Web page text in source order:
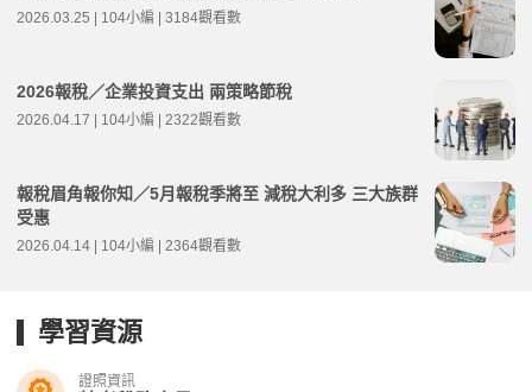
2026.03.25 | 104小編 | 3184觀看數
2026報稅／企業投資支出 兩策略節稅
2026.04.17 | 104小編 | 2322觀看數
報稅眉角報你知／5月報稅季將至 減稅大利多 三大族群
受惠
2026.04.14 | 104小編 | 2364觀看數
學習資源
證照資訊